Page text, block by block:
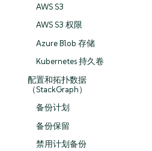
AWS S3
AWS S3 权限
Azure Blob 存储
Kubernetes 持久卷
配置和拓扑数据
（StackGraph）
备份计划
备份保留
禁用计划备份